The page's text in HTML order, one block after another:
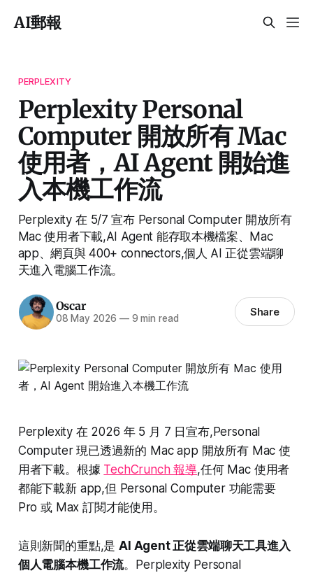
AI郵報
PERPLEXITY
Perplexity Personal
Computer 開放所有 Mac
使用者，AI Agent 開始進
入本機工作流
Perplexity 在 5/7 宣布 Personal Computer 開放所有
Mac 使用者下載,AI Agent 能存取本機檔案、Mac
app、網頁與 400+ connectors,個人 AI 正從雲端聊
天進入電腦工作流。
Oscar
08 May 2026 —9 min read Share
Perplexity 在 2026 年 5 月 7 日宣布,Personal
Computer 現已透過新的 Mac app 開放所有 Mac 使
用者下載。根據 TechCrunch 報導,任何 Mac 使用者
都能下載新 app,但 Personal Computer 功能需要
Pro 或 Max 訂閱才能使用。
這則新聞的重點,是AI Agent 正從雲端聊天工具進入
個人電腦本機工作流。Perplexity Personal